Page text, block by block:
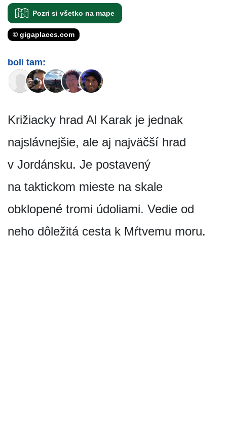
Pozri si všetko na mape
© gigaplaces.com
boli tam:
Križiacky hrad Al Karak je jednak
najslávnejšie, ale aj najväčší hrad
v Jordánsku. Je postavený
na taktickom mieste na skale
obklopené tromi údoliami. Vedie od
neho dôležitá cesta k Mŕtvemu moru.